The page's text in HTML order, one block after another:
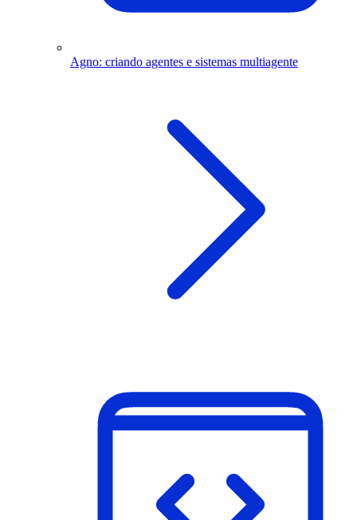
Agno: criando agentes e sistemas multiagente